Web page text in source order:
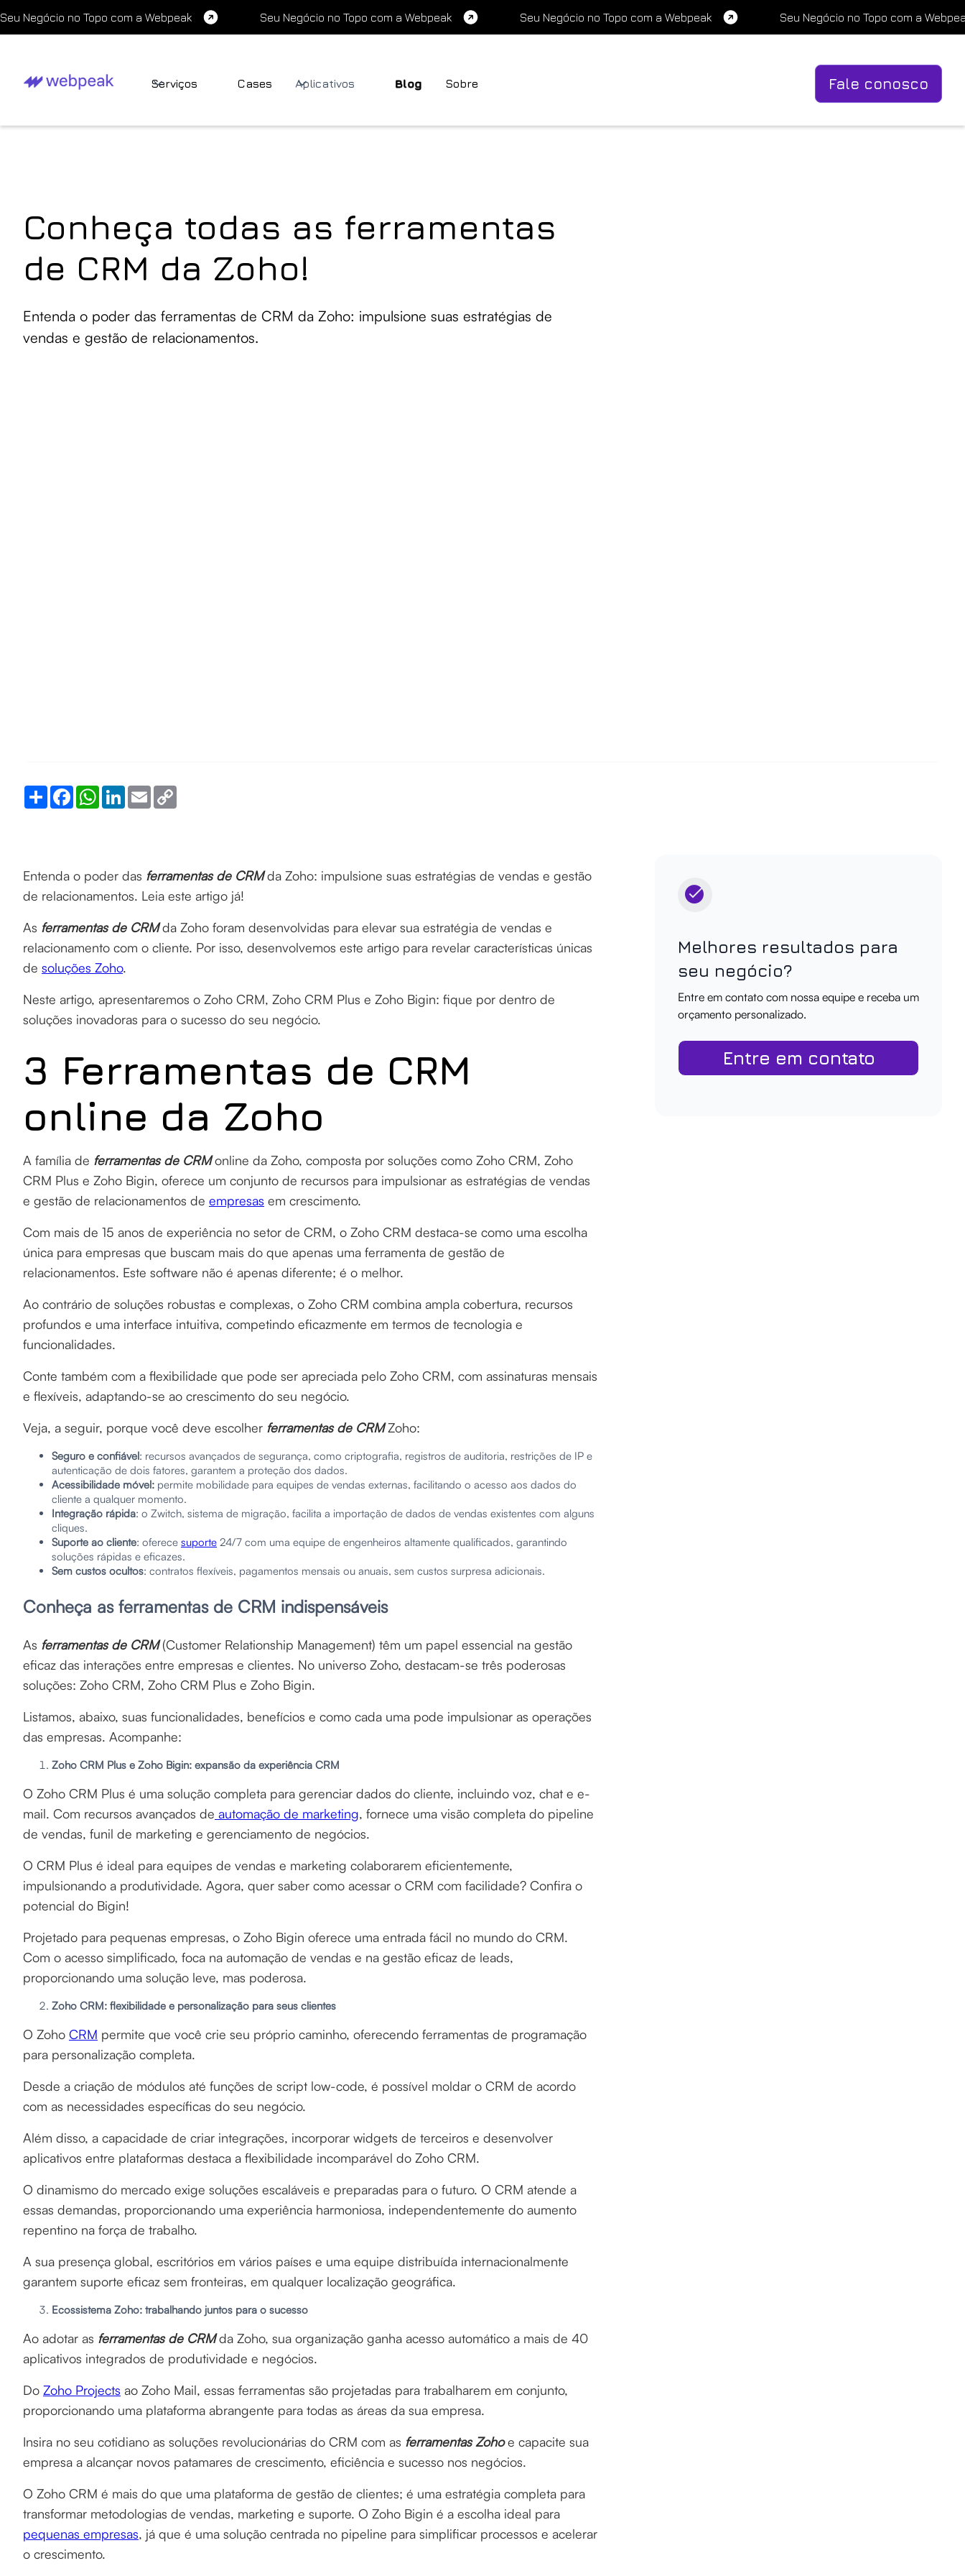
Seu Negócio no Topo com a Webpeak Seu Negócio no Topo com a Webpeak Seu Negócio no Topo com a Webpeak Seu Negócio no Topo com a
Serviços Cases Aplicativos Blog Sobre Fale conosco
Conheça todas as ferramentas
de CRM da Zoho!
Entenda o poder das ferramentas de CRM da Zoho: impulsione suas estratégias de
vendas e gestão de relacionamentos.
Share FacebookWhatsApp
LinkedInEmail
Entenda o poder das ferramentas de CRMda Zoho: impulsione suas estratégias de vendas e gestão
de relacionamentos. Leia este artigo já!
As ferramentas de CRMda Zoho foram desenvolvidas para elevar sua estratégia de vendas e
relacionamento com o cliente. Por isso, desenvolvemos este artigo para revelar características únicas
de soluções Zoho.
Neste artigo, apresentaremos o Zoho CRM, Zoho CRM Plus e Zoho Bigin: fique por dentro de
soluções inovadoras para o sucesso do seu negócio.
3 Ferramentas de CRM
online da Zoho
A família de ferramentas de CRMonline da Zoho, composta por soluções como Zoho CRM, Zoho
CRM Plus e Zoho Bigin, oferece um conjunto de recursos para impulsionar as estratégias de vendas
e gestão de relacionamentos de empresas em crescimento.
Com mais de 15 anos de experiência no setor de CRM, o Zoho CRM destaca-se como uma escolha
única para empresas que buscam mais do que apenas uma ferramenta de gestão de
relacionamentos. Este software não é apenas diferente; é o melhor.
Ao contrário de soluções robustas e complexas, o Zoho CRM combina ampla cobertura, recursos
profundos e uma interface intuitiva, competindo eficazmente em termos de tecnologia e
funcionalidades.
Conte também com a flexibilidade que pode ser apreciada pelo Zoho CRM, com assinaturas mensais
e flexíveis, adaptando-se ao crescimento do seu negócio.
Veja, a seguir, porque você deve escolher ferramentas de CRMZoho:
Seguro e confiável: recursos avançados de segurança, como criptografia, registros de auditoria, restrições de IP e
autenticação de dois fatores, garantem a proteção dos dados.
Acessibilidade móvel: permite mobilidade para equipes de vendas externas, facilitando o acesso aos dados do
cliente a qualquer momento.
Integração rápida: o Zwitch, sistema de migração, facilita a importação de dados de vendas existentes com alguns
cliques.
Suporte ao cliente: oferece suporte 24/7 com uma equipe de engenheiros altamente qualificados, garantindo
soluções rápidas e eficazes.
Sem custos ocultos: contratos flexíveis, pagamentos mensais ou anuais, sem custos surpresa adicionais.
Conheça as ferramentas de CRM indispensáveis
As ferramentas de CRM(Customer Relationship Management) têm um papel essencial na gestão
eficaz das interações entre empresas e clientes. No universo Zoho, destacam-se três poderosas
soluções: Zoho CRM, Zoho CRM Plus e Zoho Bigin.
Listamos, abaixo, suas funcionalidades, benefícios e como cada uma pode impulsionar as operações
das empresas. Acompanhe:
Zoho CRM Plus e Zoho Bigin: expansão da experiência CRM
O Zoho CRM Plus é uma solução completa para gerenciar dados do cliente, incluindo voz, chat e e-
mail. Com recursos avançados de automação de marketing, fornece uma visão completa do pipeline
de vendas, funil de marketing e gerenciamento de negócios.
O CRM Plus é ideal para equipes de vendas e marketing colaborarem eficientemente,
impulsionando a produtividade. Agora, quer saber como acessar o CRM com facilidade? Confira o
potencial do Bigin!
Projetado para pequenas empresas, o Zoho Bigin oferece uma entrada fácil no mundo do CRM.
Com o acesso simplificado, foca na automação de vendas e na gestão eficaz de leads,
proporcionando uma solução leve, mas poderosa.
Zoho CRM: flexibilidade e personalização para seus clientes
O Zoho CRM permite que você crie seu próprio caminho, oferecendo ferramentas de programação
para personalização completa.
Desde a criação de módulos até funções de script low-code, é possível moldar o CRM de acordo
com as necessidades específicas do seu negócio.
Além disso, a capacidade de criar integrações, incorporar widgets de terceiros e desenvolver
aplicativos entre plataformas destaca a flexibilidade incomparável do Zoho CRM.
O dinamismo do mercado exige soluções escaláveis e preparadas para o futuro. O CRM atende a
essas demandas, proporcionando uma experiência harmoniosa, independentemente do aumento
repentino na força de trabalho.
A sua presença global, escritórios em vários países e uma equipe distribuída internacionalmente
garantem suporte eficaz sem fronteiras, em qualquer localização geográfica.
Ecossistema Zoho: trabalhando juntos para o sucesso
Ao adotar as ferramentas de CRMda Zoho, sua organização ganha acesso automático a mais de 40
aplicativos integrados de produtividade e negócios.
Do Zoho Projects ao Zoho Mail, essas ferramentas são projetadas para trabalharem em conjunto,
proporcionando uma plataforma abrangente para todas as áreas da sua empresa.
Insira no seu cotidiano as soluções revolucionárias do CRM com as ferramentas Zohoe capacite sua
empresa a alcançar novos patamares de crescimento, eficiência e sucesso nos negócios.
O Zoho CRM é mais do que uma plataforma de gestão de clientes; é uma estratégia completa para
transformar metodologias de vendas, marketing e suporte. O Zoho Bigin é a escolha ideal para
pequenas empresas, já que é uma solução centrada no pipeline para simplificar processos e acelerar
o crescimento.
Melhores resultados para
seu negócio?
Entre em contato com nossa equipe e receba um
orçamento personalizado.
Entre em contato